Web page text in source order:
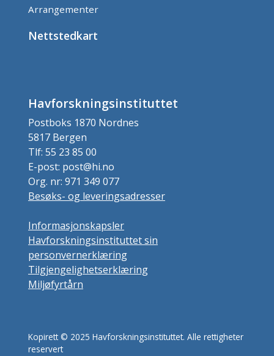
Arrangementer
Nettstedkart
Havforskningsinstituttet
Postboks 1870 Nordnes
5817 Bergen
Tlf: 55 23 85 00
E-post: post@hi.no
Org. nr: 971 349 077
Besøks- og leveringsadresser
Informasjonskapsler
Havforskningsinstituttet sin
personvernerklæring
Tilgjengelighetserklæring
Miljøfyrtårn
Kopirett © 2025 Havforskningsinstituttet. Alle rettigheter
reservert